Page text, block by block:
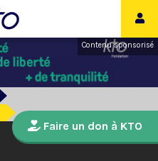
Contenu sponsorisé
Faire un don à KTO